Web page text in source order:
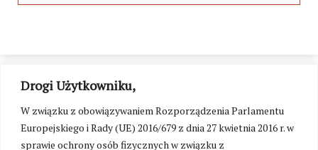
Drogi Użytkowniku,
W związku z obowiązywaniem Rozporządzenia Parlamentu
Europejskiego i Rady (UE) 2016/679 z dnia 27 kwietnia 2016 r. w
sprawie ochrony osób fizycznych w związku z